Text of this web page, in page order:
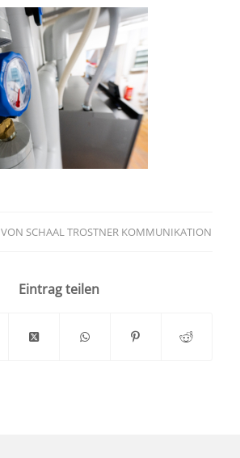
VON SCHAAL TROSTNER KOMMUNIKATION
Eintrag teilen